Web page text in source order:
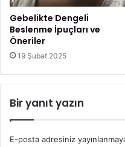
r
?
Gebelikte Dengeli
Beslenme İpuçları ve
Öneriler
19 Şubat 2025
Bir yanıt yazın
E-posta adresiniz